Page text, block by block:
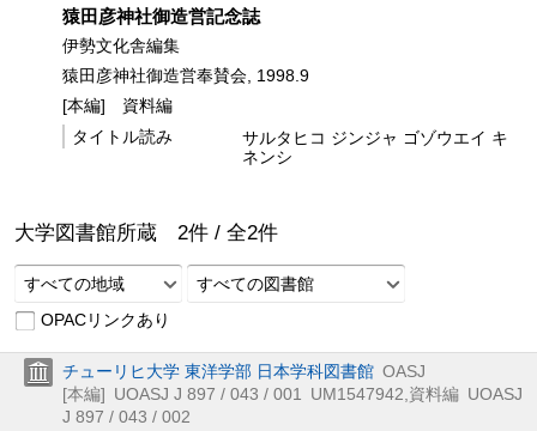
猿田彦神社御造営記念誌
伊勢文化舎編集
猿田彦神社御造営奉賛会, 1998.9
[本編]
資料編
タイトル読み
サルタヒコ ジンジャ ゴゾウエイ キ
ネンシ
大学図書館所蔵 2件 / 全2件
すべての地域
すべての図書館
OPACリンクあり
チューリヒ大学 東洋学部 日本学科図書館 OASJ
[本編] UOASJ J 897 / 043 / 001 UM1547942 資料編 UOASJ
J 897 / 043 / 002